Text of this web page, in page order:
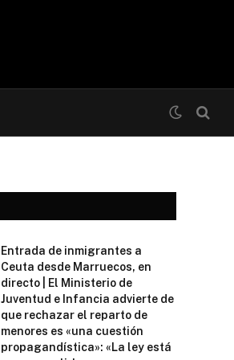
Entrada de inmigrantes a
Ceuta desde Marruecos, en
directo | El Ministerio de
Juventud e Infancia advierte de
que rechazar el reparto de
menores es «una cuestión
propagandística»: «La ley está